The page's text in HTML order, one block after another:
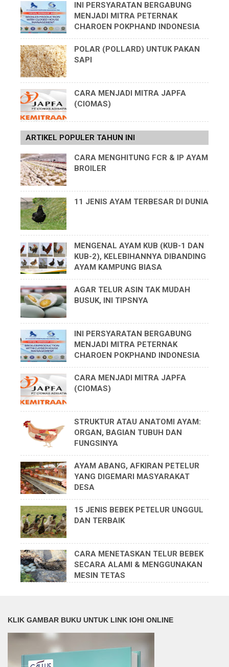
INI PERSYARATAN BERGABUNG
MENJADI MITRA PETERNAK
CHAROEN POKPHAND INDONESIA
POLAR (POLLARD) UNTUK PAKAN
SAPI
CARA MENJADI MITRA JAPFA
(CIOMAS)
ARTIKEL POPULER TAHUN INI
CARA MENGHITUNG FCR & IP AYAM
BROILER
11 JENIS AYAM TERBESAR DI DUNIA
MENGENAL AYAM KUB (KUB-1 DAN
KUB-2), KELEBIHANNYA DIBANDING
AYAM KAMPUNG BIASA
AGAR TELUR ASIN TAK MUDAH
BUSUK, INI TIPSNYA
INI PERSYARATAN BERGABUNG
MENJADI MITRA PETERNAK
CHAROEN POKPHAND INDONESIA
CARA MENJADI MITRA JAPFA
(CIOMAS)
STRUKTUR ATAU ANATOMI AYAM:
ORGAN, BAGIAN TUBUH DAN
FUNGSINYA
AYAM ABANG, AFKIRAN PETELUR
YANG DIGEMARI MASYARAKAT
DESA
15 JENIS BEBEK PETELUR UNGGUL
DAN TERBAIK
CARA MENETASKAN TELUR BEBEK
SECARA ALAMI & MENGGUNAKAN
MESIN TETAS
KLIK GAMBAR BUKU UNTUK LINK IOHI ONLINE